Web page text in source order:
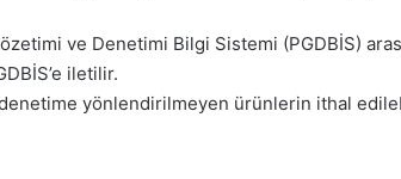
ve Denetimi Bilgi Sistemi (PGDBİS)
iletilir.
yönlendirilmeyen ürünlerin ithal